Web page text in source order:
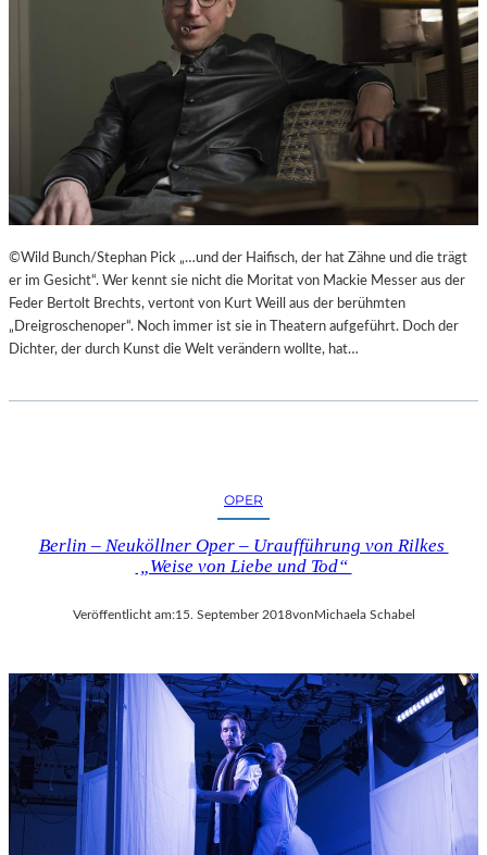
©Wild Bunch/Stephan Pick „…und der Haifisch, der hat Zähne und die trägt
er im Gesicht“. Wer kennt sie nicht die Moritat von Mackie Messer aus der
Feder Bertolt Brechts, vertont von Kurt Weill aus der berühmten
„Dreigroschenoper“. Noch immer ist sie in Theatern aufgeführt. Doch der
Dichter, der durch Kunst die Welt verändern wollte, hat…
OPER
Berlin – Neuköllner Oper – Uraufführung von Rilkes
„Weise von Liebe und Tod“
Veröffentlicht am:15. September 2018vonMichaela Schabel